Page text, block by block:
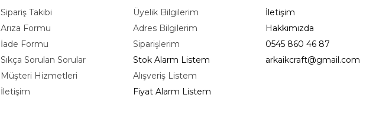
Sipariş Takibi
Arıza Formu
İade Formu
Sıkça Sorulan Sorular
Müşteri Hizmetleri
İletişim
Üyelik Bilgilerim
Adres Bilgilerim
Siparişlerim
Stok Alarm Listem
Alışveriş Listem
Fiyat Alarm Listem
İletişim
Hakkımızda
0545 860 46 87
arkaikcraft@gmail.com